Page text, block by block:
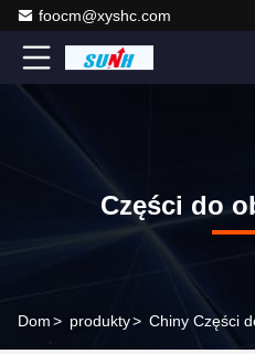
foocm@xyshc.com
Części do
Dom> produkty> Chiny Części